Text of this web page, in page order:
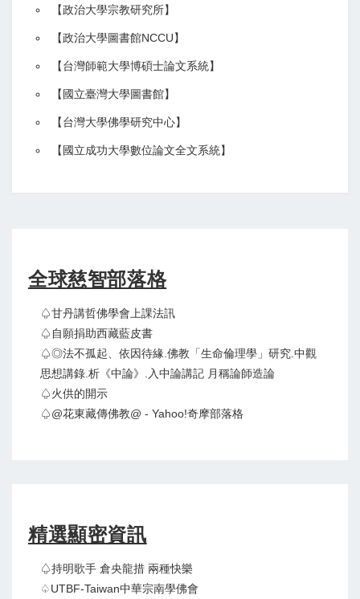
【政治大學宗教研究所】
【政治大學圖書館NCCU】
【台灣師範大學博碩士論文系統】
【 國立臺灣大學圖書館】
【台灣大學佛學研究中心】
【 國立成功大學數位論文全文系統】
全球慈智部落格
♤甘丹講哲佛學會上課法訊
♤自願捐助西藏藍皮書
♤◎法不孤起、依因待緣.佛教「生命倫理學」研究.中觀
思想講錄.析《中論》.入中論講記 月稱論師造論
♤火供的開示
♤@花東藏傳佛教@ - Yahoo!奇摩部落格
精選顯密資訊
♤持明歌手 倉央龍措 兩種快樂
♤UTBF-Taiwan中華宗南學佛會